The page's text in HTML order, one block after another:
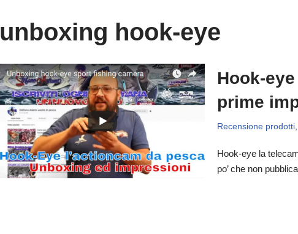
unboxing hook-eye
Hook-
prime
Recensione prodotti
Hook-eye la
po’ che non